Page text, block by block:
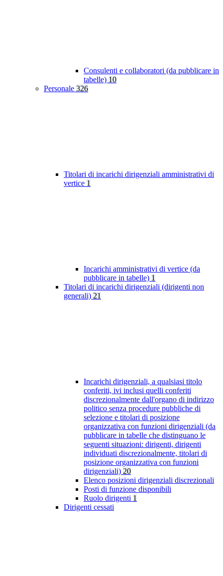
Consulenti e collaboratori (da pubblicare in
tabelle) 10
Personale 326
Titolari di incarichi dirigenziali amministrativi di
vertice 1
Incarichi amministrativi di vertice (da
pubblicare in tabelle) 1
Titolari di incarichi dirigenziali (dirigenti non
generali) 21
Incarichi dirigenziali, a qualsiasi titolo
conferiti, ivi inclusi quelli conferiti
discrezionalmente dall'organo di indirizzo
politico senza procedure pubbliche di
selezione e titolari di posizione
organizzativa con funzioni dirigenziali (da
pubblicare in tabelle che distinguano le
seguenti situazioni: dirigenti, dirigenti
individuati discrezionalmente, titolari di
posizione organizzativa con funzioni
dirigenziali) 20
Elenco posizioni dirigenziali discrezionali
Posti di funzione disponibili
Ruolo dirigenti 1
Dirigenti cessati